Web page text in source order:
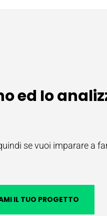
ed Io
se vuoi imparare a
IL TUO PROGETTO